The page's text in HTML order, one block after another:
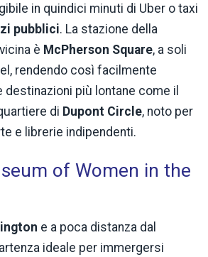
in quindici minuti di Uber o taxi
pubblici. La stazione della
è McPherson Square, a soli
rendendo così facilmente
destinazioni più lontane come il
di Dupont Circle, noto per
e librerie indipendenti.
of Women in the
e a poca distanza dal
ideale per immergersi